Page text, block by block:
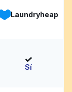
Laundryheap
Sí